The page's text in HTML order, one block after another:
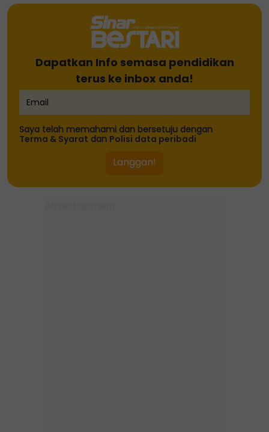
Dapatkan Info semasa pendidikan
terus ke inbox anda!
Saya telah memahami dan bersetuju dengan
Terma & Syarat dan Polisi data peribadi